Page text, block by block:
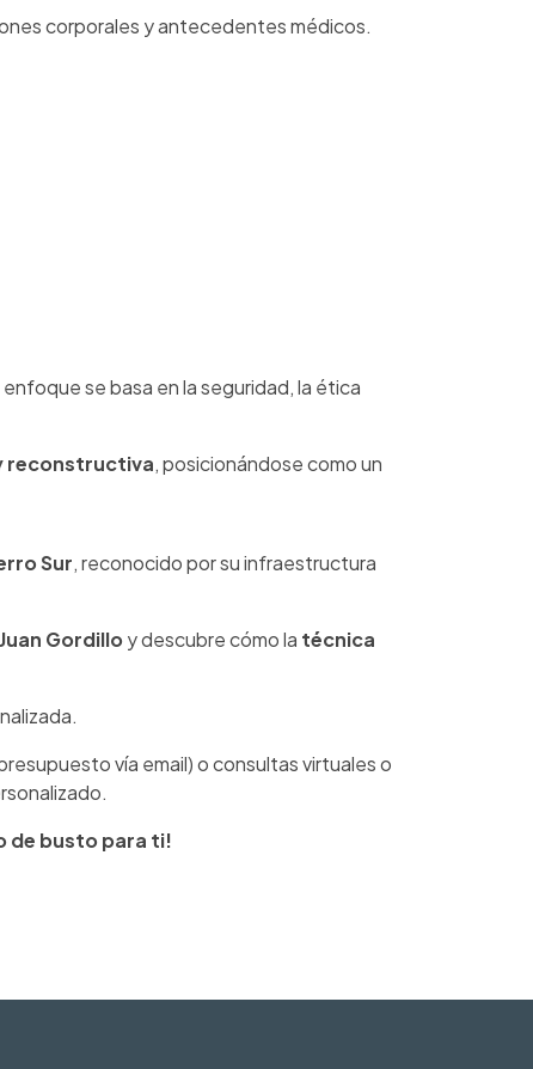
corporales y antecedentes médicos.
se basa en la seguridad, la ética
reconstructiva, posicionándose como un
Sur, reconocido por su infraestructura
Gordilloy descubre cómo la técnica
vía email) o consultas virtuales o
de busto para ti!